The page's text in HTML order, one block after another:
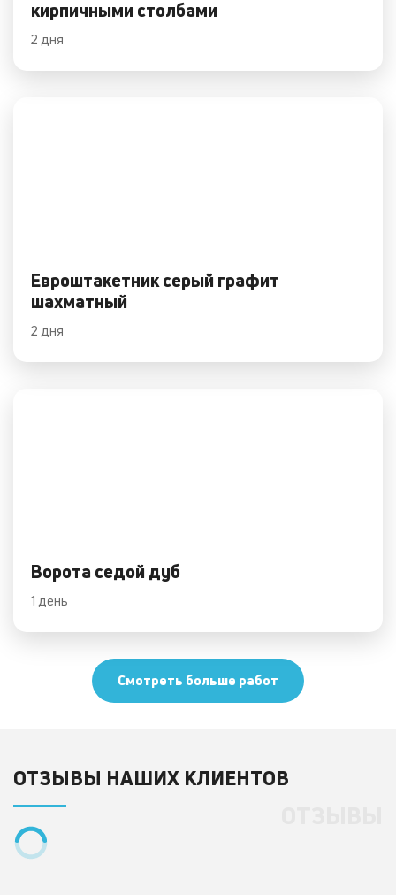
кирпичными столбами
2 дня
Евроштакетник серый графит
шахматный
2 дня
Ворота седой дуб
1 день
Смотреть больше работ
ОТЗЫВЫ НАШИХ КЛИЕНТОВ